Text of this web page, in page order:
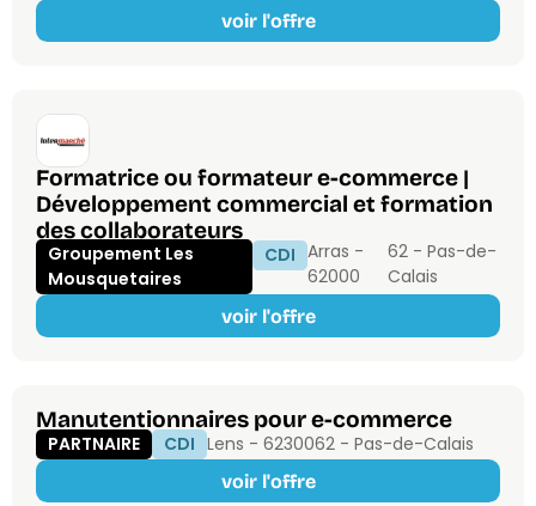
voir l'offre
Formatrice ou formateur e-commerce |
Développement commercial et formation
des collaborateurs
Groupement Les
Mousquetaires
CDI Arras -
62000
62 - Pas-de-
Calais
voir l'offre
Manutentionnaires pour e-commerce
PARTNAIRE CDI Lens - 6230062 - Pas-de-Calais
voir l'offre